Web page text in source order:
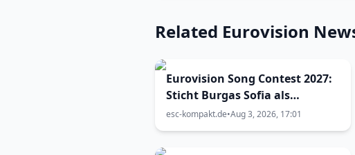
Related Eurovision
Eurovision Song Contest 2027:
Sticht Burgas Sofia als
Austragungsort aus? Die
Chancen sind größer als
esc-kompakt.de•Aug 3, 2026, 17:01